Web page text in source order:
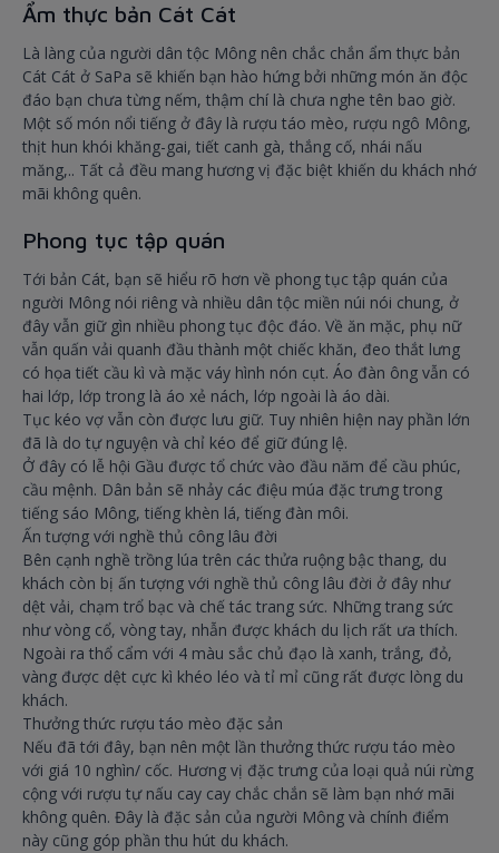
Ẩm thực bản Cát Cát
Là làng của người dân tộc Mông nên chắc chắn ẩm thực bản
Cát Cát ở SaPa sẽ khiến bạn hào hứng bởi những món ăn độc
đáo bạn chưa từng nếm, thậm chí là chưa nghe tên bao giờ.
Một số món nổi tiếng ở đây là rượu táo mèo, rượu ngô Mông,
thịt hun khói khăng-gai, tiết canh gà, thắng cố, nhái nấu
măng,.. Tất cả đều mang hương vị đặc biệt khiến du khách nhớ
mãi không quên.
Phong tục tập quán
Tới bản Cát, bạn sẽ hiểu rõ hơn về phong tục tập quán của
người Mông nói riêng và nhiều dân tộc miền núi nói chung, ở
đây vẫn giữ gìn nhiều phong tục độc đáo. Về ăn mặc, phụ nữ
vẫn quấn vải quanh đầu thành một chiếc khăn, đeo thắt lưng
có họa tiết cầu kì và mặc váy hình nón cụt. Áo đàn ông vẫn có
hai lớp, lớp trong là áo xẻ nách, lớp ngoài là áo dài.
Tục kéo vợ vẫn còn được lưu giữ. Tuy nhiên hiện nay phần lớn
đã là do tự nguyện và chỉ kéo để giữ đúng lệ.
Ở đây có lễ hội Gầu được tổ chức vào đầu năm để cầu phúc,
cầu mệnh. Dân bản sẽ nhảy các điệu múa đặc trưng trong
tiếng sáo Mông, tiếng khèn lá, tiếng đàn môi.
Ấn tượng với nghề thủ công lâu đời
Bên cạnh nghề trồng lúa trên các thửa ruộng bậc thang, du
khách còn bị ấn tượng với nghề thủ công lâu đời ở đây như
dệt vải, chạm trổ bạc và chế tác trang sức. Những trang sức
như vòng cổ, vòng tay, nhẫn được khách du lịch rất ưa thích.
Ngoài ra thổ cẩm với 4 màu sắc chủ đạo là xanh, trắng, đỏ,
vàng được dệt cực kì khéo léo và tỉ mỉ cũng rất được lòng du
khách.
Thưởng thức rượu táo mèo đặc sản
Nếu đã tới đây, bạn nên một lần thưởng thức rượu táo mèo
với giá 10 nghìn/ cốc. Hương vị đặc trưng của loại quả núi rừng
cộng với rượu tự nấu cay cay chắc chắn sẽ làm bạn nhớ mãi
không quên. Đây là đặc sản của người Mông và chính điểm
này cũng góp phần thu hút du khách.